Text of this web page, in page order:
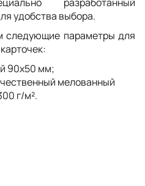
удобства выбора.
параметры для
90x50 мм;
мелованный
г/м².